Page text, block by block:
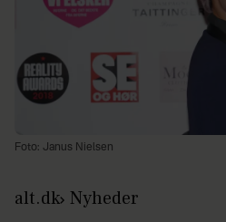
Foto: Janus Nielsen
alt.dk Nyheder